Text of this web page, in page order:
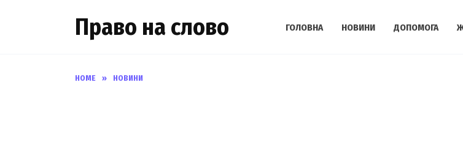
Право на слово ГОЛОВНА НОВИНИ ДОПОМОГА
HOME » НОВИНИ